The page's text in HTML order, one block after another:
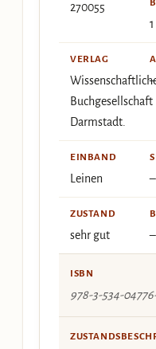
270055
1
VERLAG
Buchgesellschaft
Darmstadt.
–
EINBAND
Leinen –
ZUSTAND
sehr gut –
ISBN
978-3-534-